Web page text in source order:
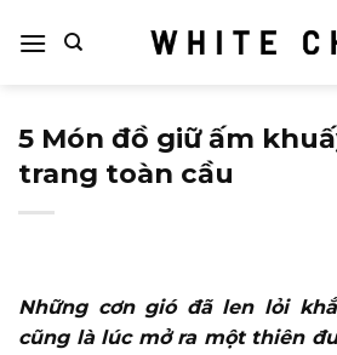
qua
5 Món đồ giữ ấm
trang toàn cầu
Những cơn gió đã len lỏi
cũng là lúc mở ra một thiên